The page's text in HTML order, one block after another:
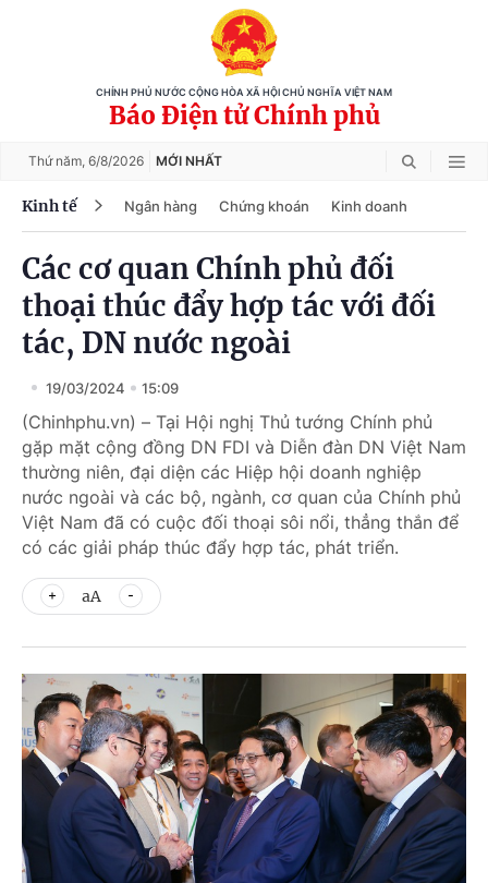
CHÍNH PHỦ NƯỚC CỘNG HÒA XÃ HỘI CHỦ NGHĨA VIỆT NAM
Báo Điện tử Chính phủ
Thứ năm, 6/8/2026 MỚI NHẤT
Kinh tế Ngân hàng Chứng khoán Kinh doanh
Các cơ quan Chính phủ đối
thoại thúc đẩy hợp tác với đối
tác, DN nước ngoài
19/03/2024 15:09
(Chinhphu.vn) – Tại Hội nghị Thủ tướng Chính phủ
gặp mặt cộng đồng DN FDI và Diễn đàn DN Việt Nam
thường niên, đại diện các Hiệp hội doanh nghiệp
nước ngoài và các bộ, ngành, cơ quan của Chính phủ
Việt Nam đã có cuộc đối thoại sôi nổi, thẳng thắn để
có các giải pháp thúc đẩy hợp tác, phát triển.
aA